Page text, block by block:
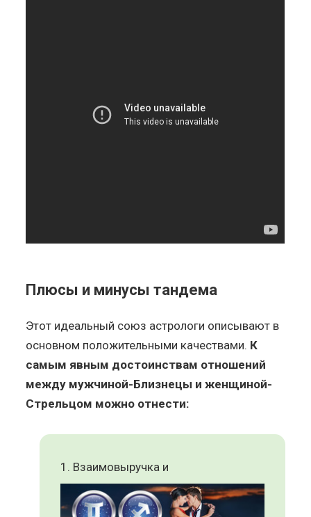
Плюсы и минусы тандема
Этот идеальный союз астрологи описывают в
основном положительными качествами. К
самым явным достоинствам отношений
между мужчиной-Близнецы и женщиной-
Стрельцом можно отнести:
Взаимовыручка и